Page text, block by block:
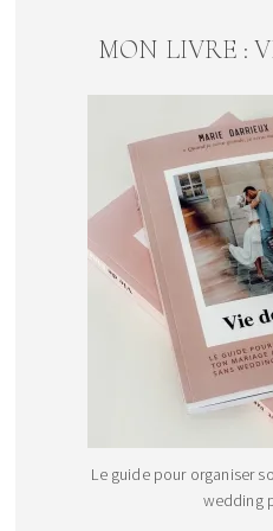
MON LIVRE :
Le guide pour organiser
wedding